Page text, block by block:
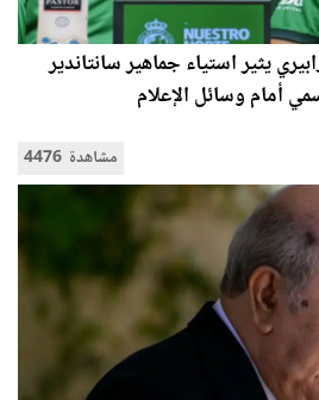
يثير استياء جماهير سانتاندير
أمام وسائل الإعلام
4476 مشاهدة